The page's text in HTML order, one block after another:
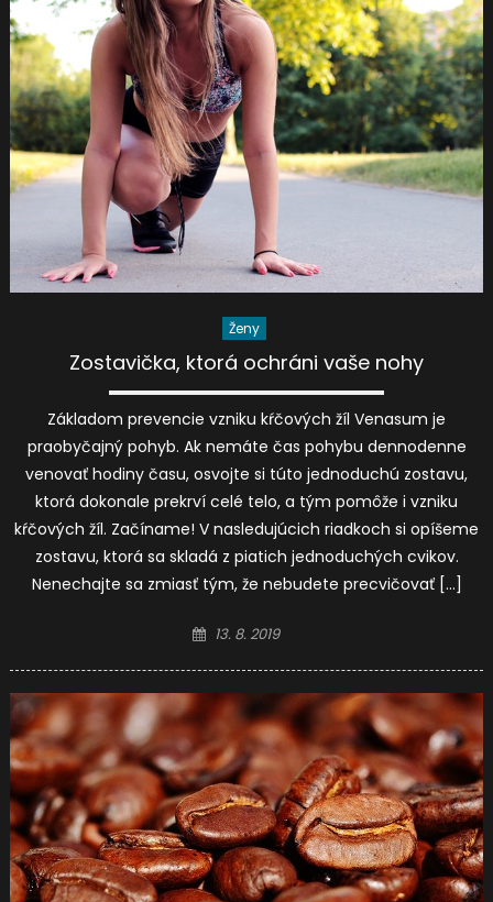
Ženy
Zostavička, ktorá ochráni vaše nohy
Základom prevencie vzniku kŕčových žíl Venasum je
praobyčajný pohyb. Ak nemáte čas pohybu dennodenne
venovať hodiny času, osvojte si túto jednoduchú zostavu,
ktorá dokonale prekrví celé telo, a tým pomôže i vzniku
kŕčových žíl. Začíname! V nasledujúcich riadkoch si opíšeme
zostavu, ktorá sa skladá z piatich jednoduchých cvikov.
Nenechajte sa zmiasť tým, že nebudete precvičovať […]
Posted
13. 8. 2019